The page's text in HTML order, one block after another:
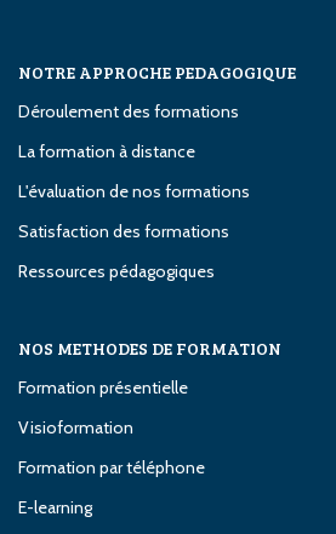
NOTRE APPROCHE PEDAGOGIQUE
Déroulement des formations
La formation à distance
L'évaluation de nos formations
Satisfaction des formations
Ressources pédagogiques
NOS METHODES DE FORMATION
Formation présentielle
Visioformation
Formation par téléphone
E-learning